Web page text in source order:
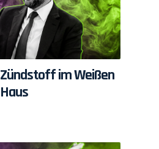
Zündstoff im Weißen
Haus